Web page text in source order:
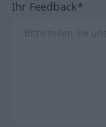
Ihr Feedback*